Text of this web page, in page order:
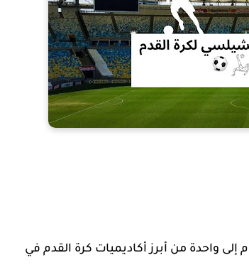
واحدة من أبرز أكاديميات كرة القدم في